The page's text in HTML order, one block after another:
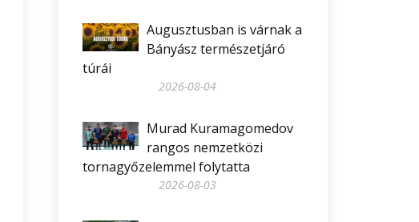
Augusztusban is várnak a
Bányász természetjáró
túrái
2026-08-04
Murad Kuramagomedov
rangos nemzetközi
tornagyőzelemmel folytatta
2026-08-03